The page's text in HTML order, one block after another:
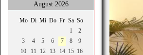
August 2026
Mo Di Mi Do Fr Sa So
1
2
3
4 5 6 7 8
9
10
11 12 13 14 15 16